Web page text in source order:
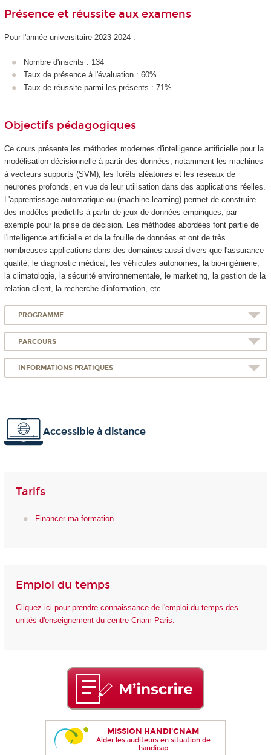
Présence et réussite aux examens
Pour l'année universitaire 2023-2024 :
Nombre d'inscrits : 134
Taux de présence à l'évaluation : 60%
Taux de réussite parmi les présents : 71%
Objectifs pédagogiques
Ce cours présente les méthodes modernes d'intelligence artificielle pour la
modélisation décisionnelle à partir des données, notamment les machines
à vecteurs supports (SVM), les forêts aléatoires et les réseaux de
neurones profonds, en vue de leur utilisation dans des applications réelles.
L'apprentissage automatique ou (machine learning) permet de construire
des modèles prédictifs à partir de jeux de données empiriques, par
exemple pour la prise de décision. Les méthodes abordées font partie de
l'intelligence artificielle et de la fouille de données et ont de très
nombreuses applications dans des domaines aussi divers que l'assurance
qualité, le diagnostic médical, les véhicules autonomes, la bio-ingénierie,
la climatologie, la sécurité environnementale, le marketing, la gestion de la
relation client, la recherche d'information, etc.
PROGRAMME
PARCOURS
INFORMATIONS PRATIQUES
Accessible à distance
Tarifs
Financer ma formation
Emploi du temps
Cliquez ici pour prendre connaissance de l'emploi du temps des
unités d'enseignement du centre Cnam Paris.
MISSION HANDI'CNAM
Aider les auditeurs en situation de
handicap